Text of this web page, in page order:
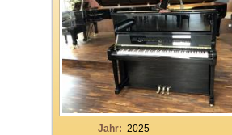
Jahr: 2025